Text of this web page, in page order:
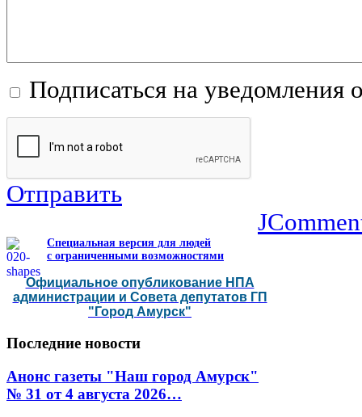
Подписаться на уведомления
Отправить
Специальная версия для людей
с ограниченными возможностями
Официальное опубликование НПА
администрации и Совета депутатов ГП
"Город Амурск"
Последние новости
Анонс газеты "Наш город Амурск"
№ 31 от 4 августа 2026…